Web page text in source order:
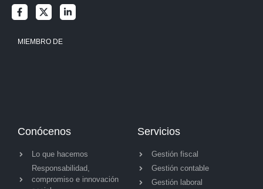
MIEMBRO DE
Conócenos
Lo que hacemos
Responsabilidad,
compromiso e innovación
Servicios
Gestión fiscal
Gestión contable
Gestión laboral